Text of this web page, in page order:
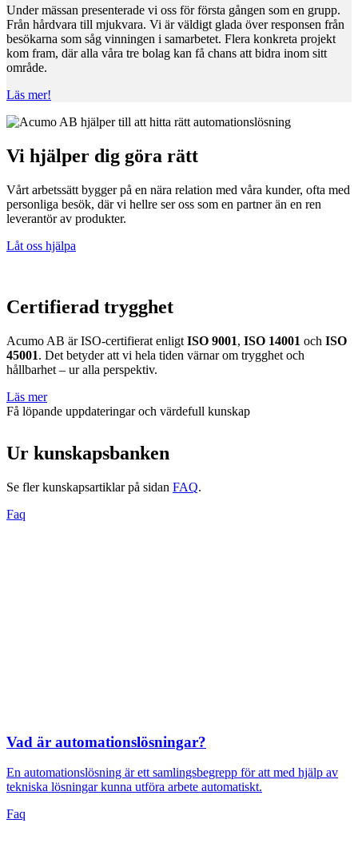
Övrigt
Kablage
ESD / Antistatutrustning Profilsystem
Under mässan presenterade vi oss för första gången som en grupp.
Från hårdvara till mjukvara. Vi är väldigt glada över responsen från
besökarna som såg vinningen i samarbetet. Flera konkreta projekt
kom fram, där alla våra tre bolag kan få chans att bidra inom sitt
område.
Läs mer!
Vi hjälper dig göra rätt
Vårt arbetssätt bygger på en nära relation med våra kunder, ofta med
personliga besök, där vi hellre ser oss som en partner än en ren
leverantör av produkter.
Låt oss hjälpa
Certifierad trygghet
Acumo AB är ISO-certifierat enligt ISO 9001, ISO 14001 och ISO
45001. Det betyder att vi hela tiden värnar om trygghet och
hållbarhet – ur alla perspektiv.
Läs mer
Få löpande uppdateringar och värdefull kunskap
Ur kunskapsbanken
Se fler kunskapsartiklar på sidan FAQ.
Faq
Vad är automationslösningar?
En automationslösning är ett samlingsbegrepp för att med hjälp av
tekniska lösningar kunna utföra arbete automatiskt.
Faq